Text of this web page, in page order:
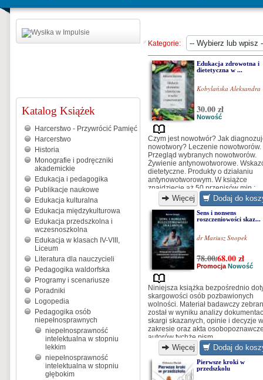
Katalog Książek
Harcerstwo - Przywrócić Pamięć
Harcerstwo
Historia
Monografie i podręczniki
akademickie
Edukacja i pedagogika
Publikacje naukowe
Edukacja kulturalna
Edukacja międzykulturowa
Edukacja przedszkolna i
wczesnoszkolna
Edukacja w klasach IV-VIII,
Liceum
Literatura dla nauczycieli
Pedagogika waldorfska
Programy i scenariusze
Poradniki
Logopedia
Pedagogika osób
niepełnosprawnych
niepełnosprawność
intelektualna w stopniu
lekkim
niepełnosprawność
intelektualna w stopniu
głębokim
Kategorie:
Edukacja zdrowotna i
dietetyczna w ...
Kobylańska Aleksandra
30.00 zł
Nowość
Czym jest nowotwór? Jak
nowotwory? Leczenie nowotworów.
Przegląd wybranych nowotworów.
Żywienie antynowotworowe.
dietetyczne. Produkty o działaniu
antynowotworowym. W książce
znajdziecie aż 50 przepisów min.:
sałatka owocowa, omlet owsiany z
żurawiną, kanapki z pastą jajeczną,
szaszłyki drobiowe z ryżem, oraz
więcej.
Więcej Dodaj do
Sens i nonsens
roszczeniowości skaz...
dr Mariusz Snopek
78.00/68.00zł
Promocja Nowość
Niniejsza książka bezpośrednio
skargowości osób pozbawionych
wolności. Materiał badawczy
został w wyniku analizy
skargi skazanych, opinie i decyzje
zakresie oraz akta
autorów tychże pism...
Więcej Dodaj do
Pierwsze kroki w
przedszkolu